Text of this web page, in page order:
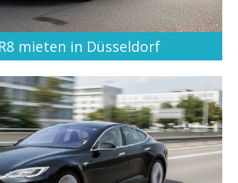
mieten in Düsseldorf